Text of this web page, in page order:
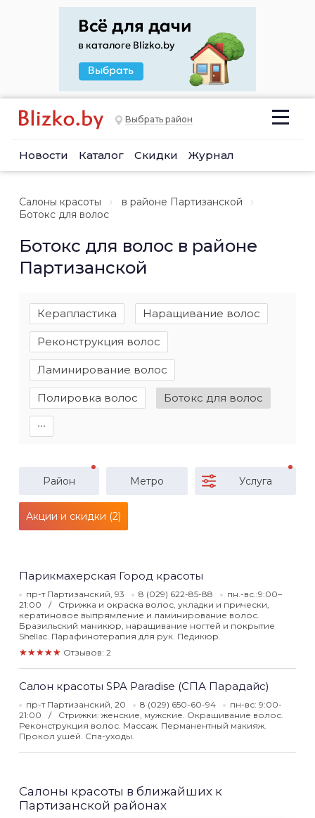
Выбрать район
Новости Каталог Скидки Журнал
Салоны красоты
в районе Партизанской
Ботокс для волос
Ботокс для волос в районе
Партизанской
Керапластика Наращивание волос
Реконструкция волос
Ламинирование волос
Полировка волос Ботокс для волос
∙∙∙
Район Метро Услуга
Акции и скидки (2)
Парикмахерская Город красоты
пр-т Партизанский, 93 8 (029) 622-85-88
пн.-вс.:9:00–
21:00
Стрижка и окраска волос, укладки и прически,
кератиновое выпрямление и ламинирование волос.
Бразильский маникюр, наращивание ногтей и покрытие
Shellac. Парафинотерапия для рук. Педикюр.
★★★★★ Отзывов: 2
Салон красоты SPA Paradise (СПА Парадайс)
пр-т Партизанский, 20 8 (029) 650-60-94
пн-вс: 9:00-
21:00
Стрижки: женские, мужские. Окрашивание волос.
Реконструкция волос. Массаж. Перманентный макияж.
Прокол ушей. Спа-уходы.
Салоны красоты в ближайших к
Партизанской районах